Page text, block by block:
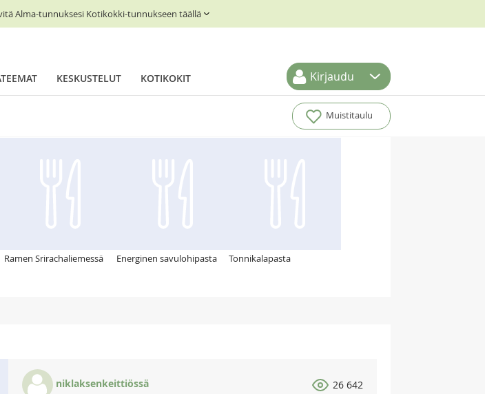
Alma-tunnuksesi Kotikokki-tunnukseen täällä
KESKUSTELUT KOTIKOKIT Kirjaudu
Muistitaulu
Ramen Srirachaliemessä Energinen savulohipasta Tonnikalapasta
niklaksenkeittiössä 26 642